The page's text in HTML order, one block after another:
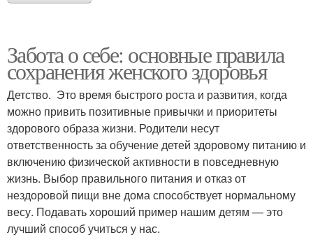
Забота о себе: основные правила
сохранения женского здоровья
Детство. Это время быстрого роста и развития, когда
можно привить позитивные привычки и приоритеты
здорового образа жизни. Родители несут
ответственность за обучение детей здоровому питанию и
включению физической активности в повседневную
жизнь. Выбор правильного питания и отказ от
нездоровой пищи вне дома способствует нормальному
весу. Подавать хороший пример нашим детям — это
лучший способ учиться у нас.